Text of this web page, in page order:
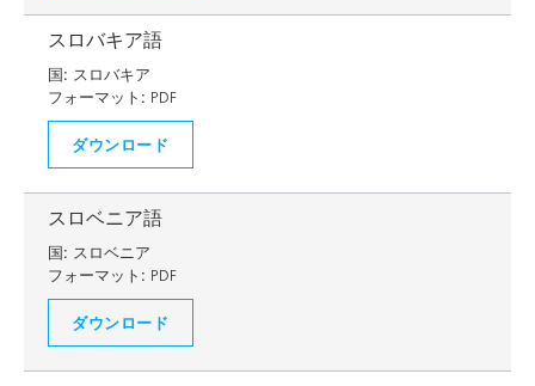
スロバキア語
国: スロバキア
フォーマット: PDF
ダウンロード
スロベニア語
国: スロベニア
フォーマット: PDF
ダウンロード